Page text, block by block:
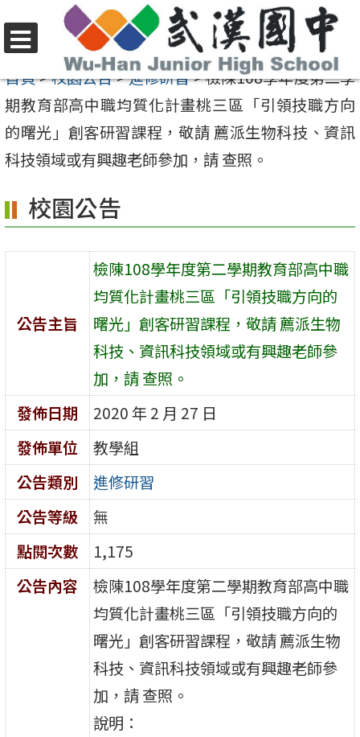
至
要
內
容
選
單
首頁>校園公告>進修研習>檢陳108學年度第二學
期教育部高中職均質化計畫桃三區「引領技職方向
的曙光」創客研習課程，敬請 薦派生物科技、資訊
科技領域或有興趣老師參加，請 查照。
校園公告
公告主旨
檢陳108學年度第二學期教育部高中職
均質化計畫桃三區「引領技職方向的
曙光」創客研習課程，敬請 薦派生物
科技、資訊科技領域或有興趣老師參
加，請 查照。
發佈日期
2020 年 2 月 27 日
發佈單位
教學組
公告類別
進修研習
公告等級
無
點閱次數
1,175
公告內容
檢陳108學年度第二學期教育部高中職
均質化計畫桃三區「引領技職方向的
曙光」創客研習課程，敬請 薦派生物
科技、資訊科技領域或有興趣老師參
加，請 查照。
說明：